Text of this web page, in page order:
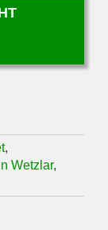
,
Wetzlar,